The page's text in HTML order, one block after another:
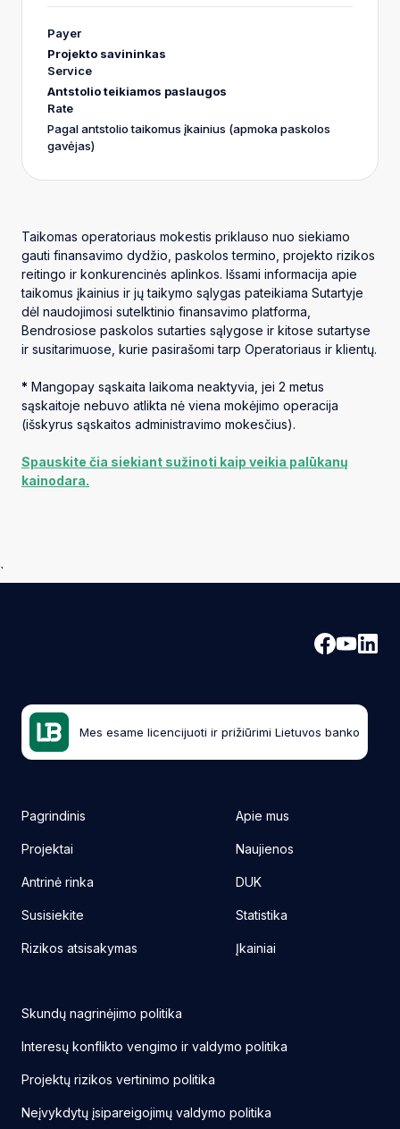
Projekto savininkas
Antstolio teikiamos paslaugos
Pagal antstolio taikomus įkainius (apmoka paskolos
gavėjas)
Taikomas operatoriaus mokestis priklauso nuo siekiamo
gauti finansavimo dydžio, paskolos termino, projekto rizikos
reitingo ir konkurencinės aplinkos. Išsami informacija apie
taikomus įkainius ir jų taikymo sąlygas pateikiama Sutartyje
dėl naudojimosi sutelktinio finansavimo platforma,
Bendrosiose paskolos sutarties sąlygose ir kitose sutartyse
ir susitarimuose, kurie pasirašomi tarp Operatoriaus ir klientų.
* Mangopay sąskaita laikoma neaktyvia, jei 2 metus
sąskaitoje nebuvo atlikta nė viena mokėjimo operacija
(išskyrus sąskaitos administravimo mokesčius).
Spauskite čia siekiant sužinoti kaip veikia palūkanų
kainodara.
`
Mes esame licencijuoti ir prižiūrimi Lietuvos banko
Pagrindinis
Projektai
Antrinė rinka
Susisiekite
Rizikos atsisakymas
Apie mus
Naujienos
DUK
Statistika
Įkainiai
Skundų nagrinėjimo politika
Interesų konflikto vengimo ir valdymo politika
Projektų rizikos vertinimo politika
Neįvykdytų įsipareigojimų valdymo politika